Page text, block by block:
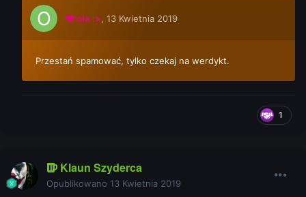
ola :>, 13 Kwietnia 2019
Przestań spamować, tylko czekaj na werdykt.
1
Klaun Szyderca
Opublikowano 13 Kwietnia 2019